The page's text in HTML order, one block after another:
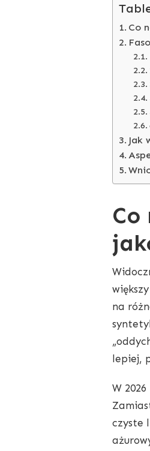
Co
Jak
Co
na
lepiej,
W
czyste